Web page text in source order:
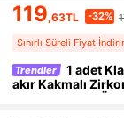
119,63TL -32%
Sınırlı Süreli Fiyat
Trendler
1 adet
akır Kakmalı
a Kolye, Sınırlı